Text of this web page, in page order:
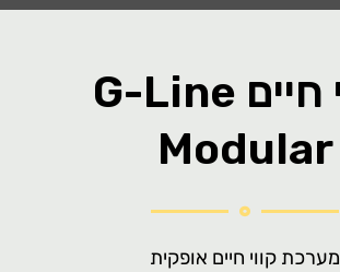
קווי חיים G-Line
Modular
מערכת קווי חיים אופקית